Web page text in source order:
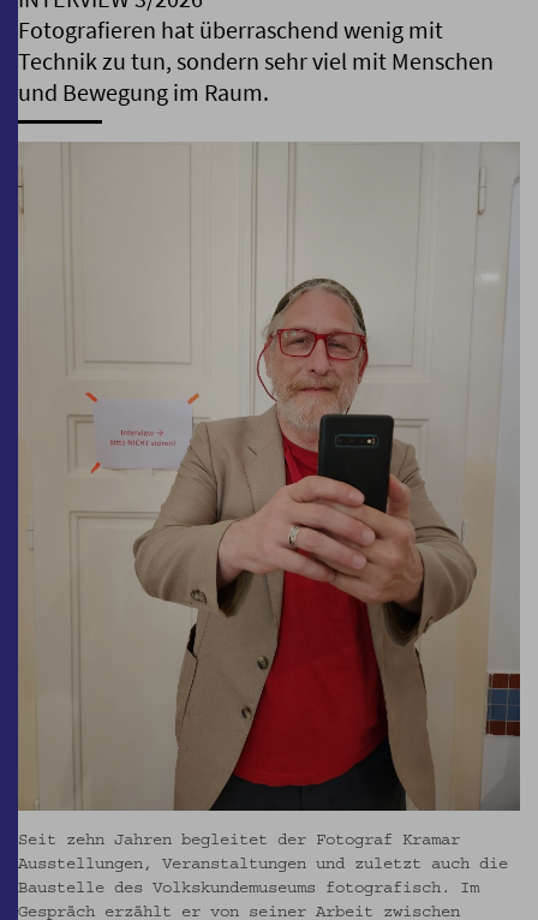
Fotografieren hat überraschend wenig mit
Technik zu tun, sondern sehr viel mit Menschen
und Bewegung im Raum.
Seit zehn Jahren begleitet der Fotograf Kramar
Ausstellungen, Veranstaltungen und zuletzt auch die
Baustelle des Volkskundemuseums fotografisch. Im
Gespräch erzählt er von seiner Arbeit zwischen